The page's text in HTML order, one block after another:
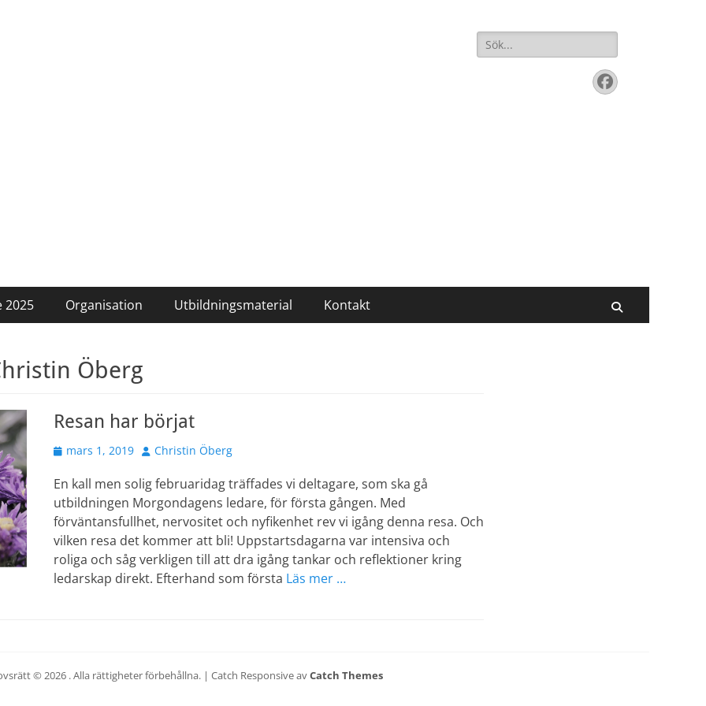
Sök
efter:
Facebook
2025 Organisation Utbildningsmaterial Kontakt
Öberg
Resan har börjat
Publicerad
mars 1, 2019 Författare
Christin Öberg
En kall men solig februaridag träffades vi deltagare, som ska gå
utbildningen Morgondagens ledare, för första gången. Med
förväntansfullhet, nervositet och nyfikenhet rev vi igång denna resa. Och
vilken resa det kommer att bli! Uppstartsdagarna var intensiva och
roliga och såg verkligen till att dra igång tankar och reflektioner kring
ledarskap direkt. Efterhand som första Läs mer …
© 2026 . Alla rättigheter förbehållna. | Catch Responsive avCatch Themes